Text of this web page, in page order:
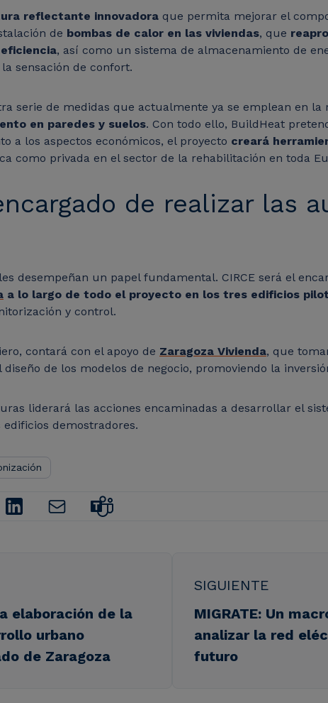
reflectante innovadora que permita mejorar el
de bombas de calor en las viviendas, que
, así como un sistema de almacenamiento de
sensación de confort.
serie de medidas que actualmente ya se emplean en la
en paredes y suelos. Con todo ello, BuildHeat
a los aspectos económicos, el proyecto creará
como privada en el sector de la rehabilitación en toda
de realizar las
desempeñan un papel fundamental. CIRCE será el
a lo largo de todo el proyecto en los tres edificios
y control.
contará con el apoyo de Zaragoza Vivienda, que
diseño de los modelos de negocio, promoviendo la
liderará las acciones encaminadas a desarrollar el
demostradores.
elaboración de la
urbano
de Zaragoza
SIGUIENTE
MIGRATE: Un
analizar la red
futuro